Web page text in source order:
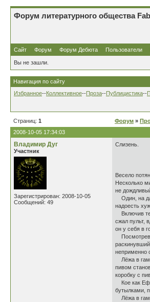
Форум литературного общества
Сайт Форум Форум Дебюта Пользователи
Вы не зашли.
Навигация по сайту
Избранное--Коллективное--Проза--Публицистика--
Страниц: 1 Форум »
2008-10-05 17:34:03
Владимир Дуг
Участник
Зарегистрирован: 2008-10-05
Сообщений: 49
Слизень.
Весело
Несколько
не
Один, на
надоесть
Включив
сжал пульт,
он у себя в
Посмотрев
неприменно
Лёжа в
пивом
коробку с
Кое как
бутылками,
Лёжа в